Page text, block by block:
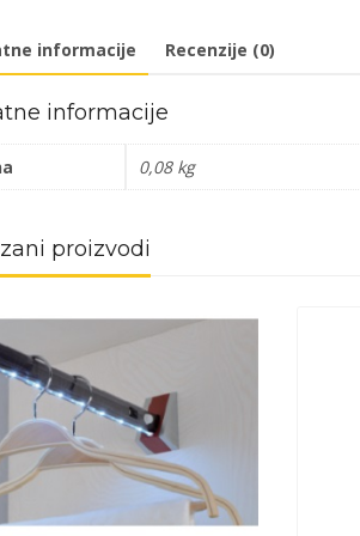
informacije Recenzije (0)
informacije
0,08 kg
proizvodi